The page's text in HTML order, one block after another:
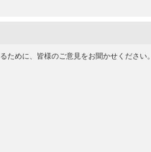
ために、皆様のご意見をお聞かせください。